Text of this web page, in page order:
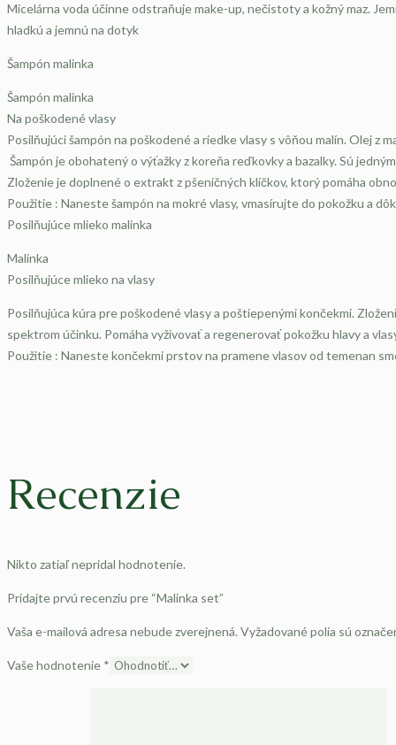
Micelárna voda účinne odstraňuje make-up, nečistoty a kožný maz.
hladkú a jemnú na dotyk
Šampón malinka
Šampón malinka
Na poškodené vlasy
Posilňujúci šampón na poškodené a riedke vlasy s vôňou malín. Olej z
​​Šampón je obohatený o výťažky z koreňa reďkovky a bazalky. Sú
Zloženie je doplnené o extrakt z pšeničných klíčkov, ktorý pomáha
Použitie : Naneste šampón na mokré vlasy, vmasírujte do pokožku a
Posilňujúce mlieko malinka
Malinka
Posilňujúce mlieko na vlasy
Posilňujúca kúra pre poškodené vlasy a poštiepenými končekmi.
spektrom účinku. Pomáha vyživovať a regenerovať pokožku hlavy a
Použitie : Naneste končekmi prstov na pramene vlasov od temenan
Recenzie
Nikto zatiaľ nepridal hodnotenie.
Pridajte prvú recenziu pre “Malinka set”
Vaša e-mailová adresa nebude zverejnená. Vyžadované polia sú
Vaše hodnotenie *